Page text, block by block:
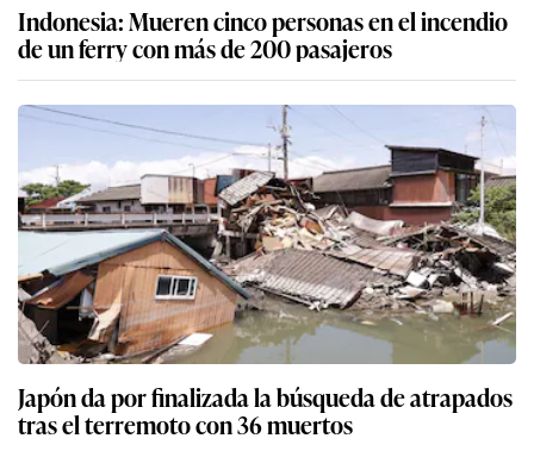
Indonesia: Mueren cinco personas en el incendio
de un ferry con más de 200 pasajeros
Japón da por finalizada la búsqueda de atrapados
tras el terremoto con 36 muertos